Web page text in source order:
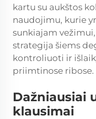
kartu su aukštos
naudojimu, kurie
sunkiajam
strategija šiems
kontroliuoti ir
priimtinose ribose.
Dažniausiai
klausimai